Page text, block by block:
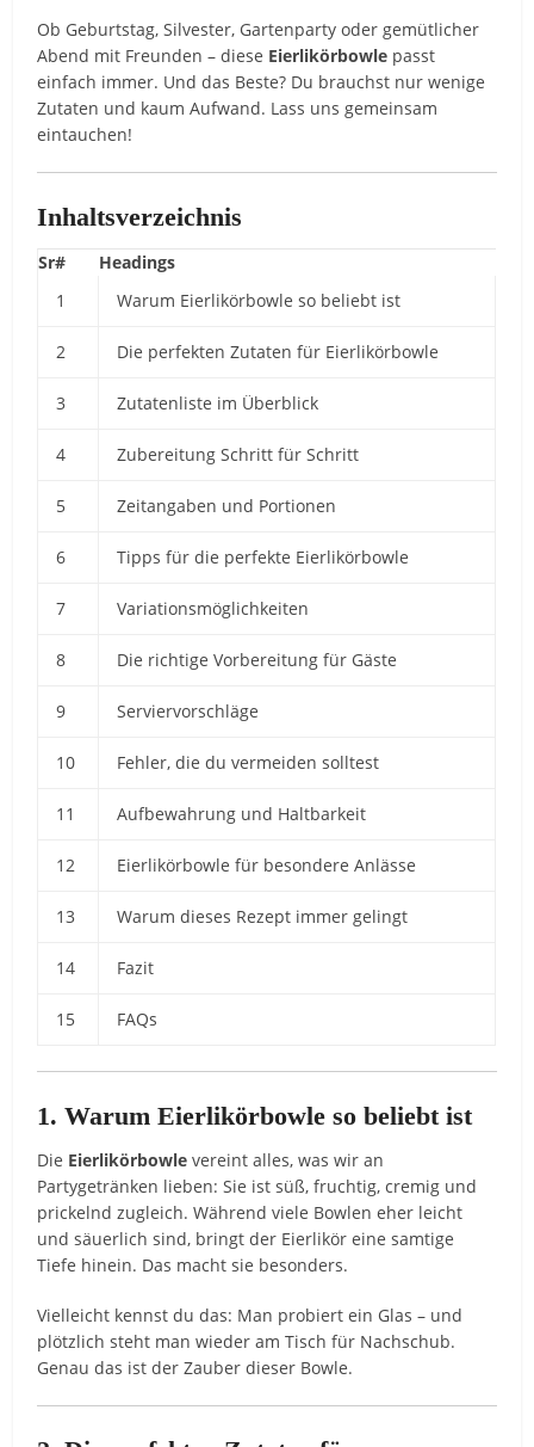
Ob Geburtstag, Silvester, Gartenparty oder gemütlicher
Abend mit Freunden – diese Eierlikörbowle passt
einfach immer. Und das Beste? Du brauchst nur wenige
Zutaten und kaum Aufwand. Lass uns gemeinsam
eintauchen!
Inhaltsverzeichnis
Sr#
Headings
1
Warum Eierlikörbowle so beliebt ist
2 Die perfekten Zutaten für Eierlikörbowle
3 Zutatenliste im Überblick
4 Zubereitung Schritt für Schritt
5 Zeitangaben und Portionen
6 Tipps für die perfekte Eierlikörbowle
7 Variationsmöglichkeiten
8 Die richtige Vorbereitung für Gäste
9 Serviervorschläge
10 Fehler, die du vermeiden solltest
11 Aufbewahrung und Haltbarkeit
12 Eierlikörbowle für besondere Anlässe
13 Warum dieses Rezept immer gelingt
14 Fazit
15 FAQs
1. Warum Eierlikörbowle so beliebt ist
Die Eierlikörbowle vereint alles, was wir an
Partygetränken lieben: Sie ist süß, fruchtig, cremig und
prickelnd zugleich. Während viele Bowlen eher leicht
und säuerlich sind, bringt der Eierlikör eine samtige
Tiefe hinein. Das macht sie besonders.
Vielleicht kennst du das: Man probiert ein Glas – und
plötzlich steht man wieder am Tisch für Nachschub.
Genau das ist der Zauber dieser Bowle.